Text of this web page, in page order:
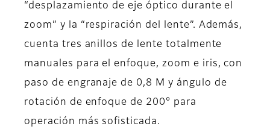
“desplazamiento de eje óptico durante el
zoom” y la “respiración del lente”. Además,
cuenta tres anillos de lente totalmente
manuales para el enfoque, zoom e iris, con
paso de engranaje de 0,8 M y ángulo de
rotación de enfoque de 200° para
operación más sofisticada.